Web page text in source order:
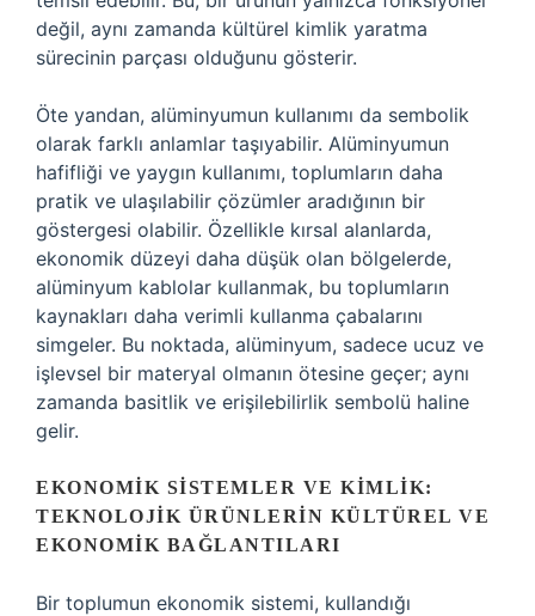
değil, aynı zamanda kültürel kimlik yaratma
sürecinin parçası olduğunu gösterir.
Öte yandan, alüminyumun kullanımı da sembolik
olarak farklı anlamlar taşıyabilir. Alüminyumun
hafifliği ve yaygın kullanımı, toplumların daha
pratik ve ulaşılabilir çözümler aradığının bir
göstergesi olabilir. Özellikle kırsal alanlarda,
ekonomik düzeyi daha düşük olan bölgelerde,
alüminyum kablolar kullanmak, bu toplumların
kaynakları daha verimli kullanma çabalarını
simgeler. Bu noktada, alüminyum, sadece ucuz ve
işlevsel bir materyal olmanın ötesine geçer; aynı
zamanda basitlik ve erişilebilirlik sembolü haline
gelir.
EKONOMIK SISTEMLER VE KIMLIK:
TEKNOLOJIK ÜRÜNLERIN KÜLTÜREL VE
EKONOMIK BAĞLANTILARI
Bir toplumun ekonomik sistemi, kullandığı